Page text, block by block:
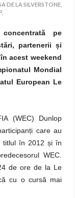
DE LA SILVERSTONE,
pe
partenerii și
acest weekend
Mondial
European Le
(WEC) Dunlop
ți care au
titlul în 2012 și în
WEC.
de ore de la Le
cu o cursă mai